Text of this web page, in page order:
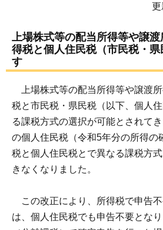
更
上場株式等の配当所得等や譲
得税と個人住民税（市民税・
す
上場株式等の配当所得等や譲渡
税と市民税・県民税（以下、個人
る課税方式の選択が可能とされて
の個人住民税（令和5年分の所得の
税と個人住民税とで異なる課税方
きなくなりました。
この改正により、所得税で申告
は、個人住民税でも申告不要とな